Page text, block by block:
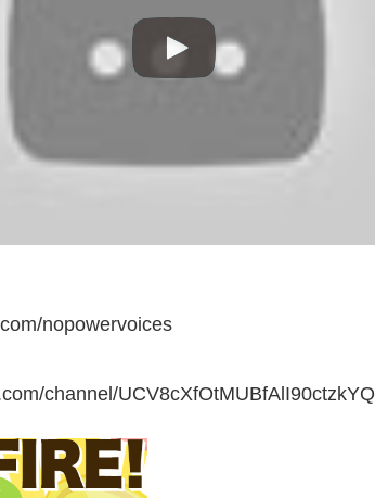
nopowervoices
channel/UCV8cXfOtMUBfAlI90ctzkYQ